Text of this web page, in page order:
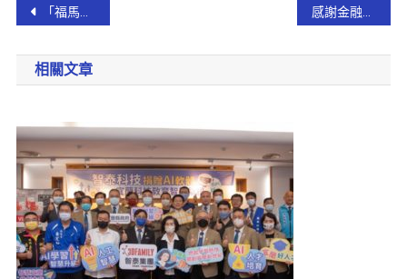
「福馬迎春，馬到成功」羅東鎮公所115年新春團拜 感謝金融機構協助防阻詐騙 代理縣長林茂盛表揚防詐有功人員
相關文章